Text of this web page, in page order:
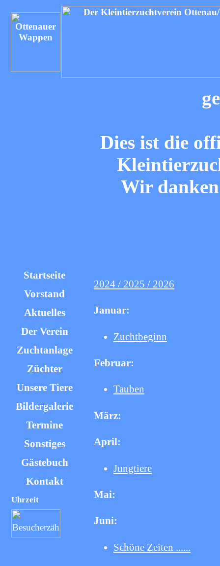
Dies ist die
Wir
Startseite
Vorstand
Aktuelles
Der Verein
Zuchtanlage
Züchter
Unsere Tiere
Bildergalerie
Termine
Sonstiges
Gästebuch
Kontakt
Uhrzeit
2024 / 2025 / 2026
Januar:
Zuchtbeginn
Februar:
Tauben
März:
April:
Jungtiere
Mai:
Juni:
Schöne Zeiten ......